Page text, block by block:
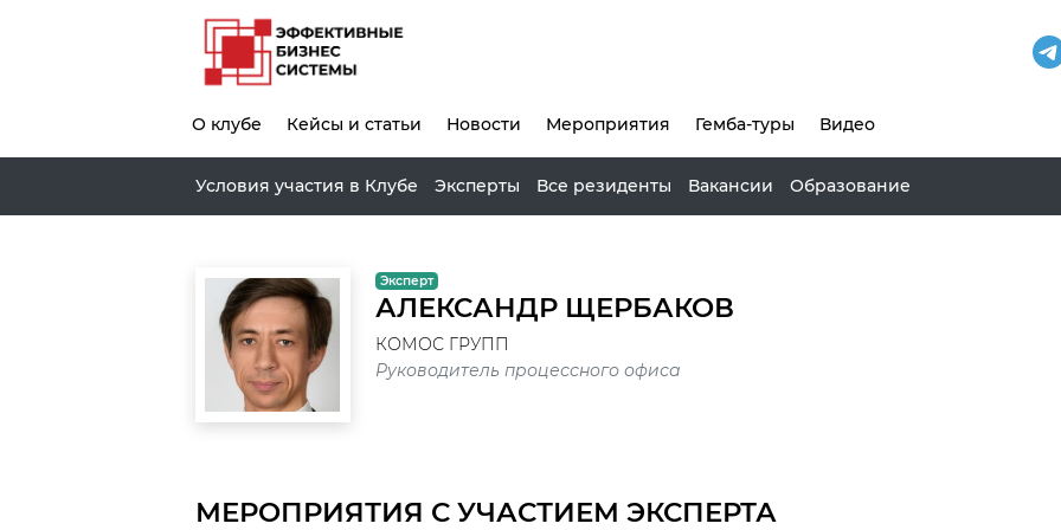
О клубе Кейсы и статьи Новости Мероприятия Гемба-туры Видео
Условия участия в Клубе Эксперты Все резиденты Вакансии Образование
Эксперт
АЛЕКСАНДР ЩЕРБАКОВ
КОМОС ГРУПП
Руководитель процессного офиса
МЕРОПРИЯТИЯ С УЧАСТИЕМ ЭКСПЕРТА